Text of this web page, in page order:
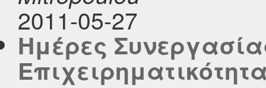
2011-05-27
Ημέρες